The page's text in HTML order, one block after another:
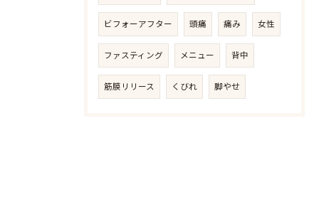
ビフォーアフター 頭痛 痛み 女性
ファスティング メニュー 背中
筋膜リリース くびれ 脚やせ